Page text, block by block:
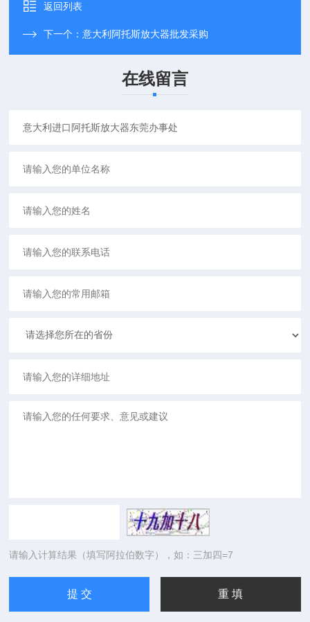
返回列表
下一个：意大利阿托斯放大器批发采购
在线留言
请输入计算结果（填写阿拉伯数字），如：三加四=7